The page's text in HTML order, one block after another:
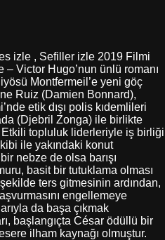
izle , Sefiller izle 2019 Filmi
Victor Hugo’nun ünlü romanı
Montfermeil’e yeni göç
Ruiz (Damien Bonnard),
etik dışı polis kıdemlileri
(Djebril Zonga) ile birlikte
topluluk liderleriyle iş birliği
ile yakındaki konut
nebze de olsa barışı
basit bir tutuklama olması
ters gitmesinin ardından,
engellemeye
da başa çıkmak
başlangıçta César ödüllü bir
ilham kaynağı olmuştur.